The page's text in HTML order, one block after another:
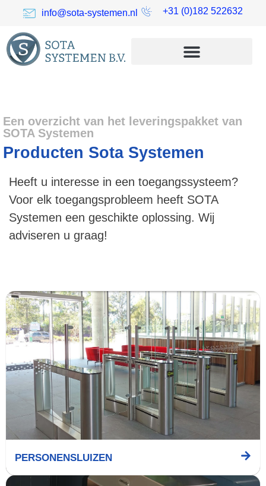
info@sota-systemen.nl +31 (0)182 522632
Een overzicht van het leveringspakket van
SOTA Systemen
Producten Sota Systemen
Heeft u interesse in een toegangssysteem?
Voor elk toegangsprobleem heeft SOTA
Systemen een geschikte oplossing. Wij
adviseren u graag!
PERSONENSLUIZEN